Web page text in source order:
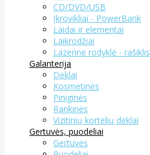
CD/DVD/USB
Įkrovikliai - PowerBank
Laidai ir elementai
Laikrodžiai
Lazerinė rodyklė - rašiklis
Galanterija
Dėklai
Kosmetinės
Piniginės
Rankinės
Vizitinių kortelių dėklai
Gertuvės, puodeliai
Gertuvės